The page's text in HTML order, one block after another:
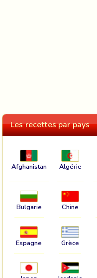
Les recettes par pays
Afghanistan Algérie
Bulgarie Chine
Espagne Grèce